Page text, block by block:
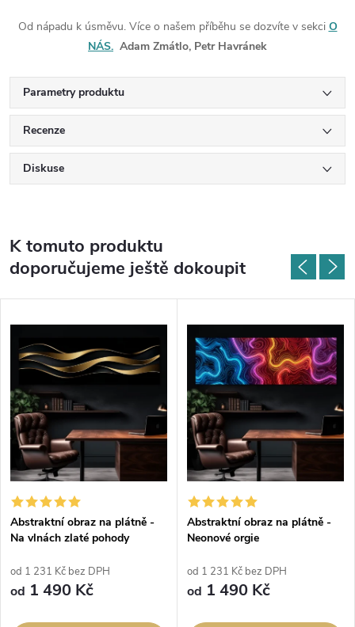
Od nápadu k úsměvu. Více o našem příběhu se dozvíte v sekci O
NÁS. Adam Zmátlo, Petr Havránek
Parametry produktu
Recenze
Diskuse
K tomuto produktu
doporučujeme ještě dokoupit
Abstraktní obraz na plátně -
Na vlnách zlaté pohody
od 1 231 Kč bez DPH
od 1 490 Kč
Abstraktní obraz na plátně -
Neonové orgie
od 1 231 Kč bez DPH
od 1 490 Kč